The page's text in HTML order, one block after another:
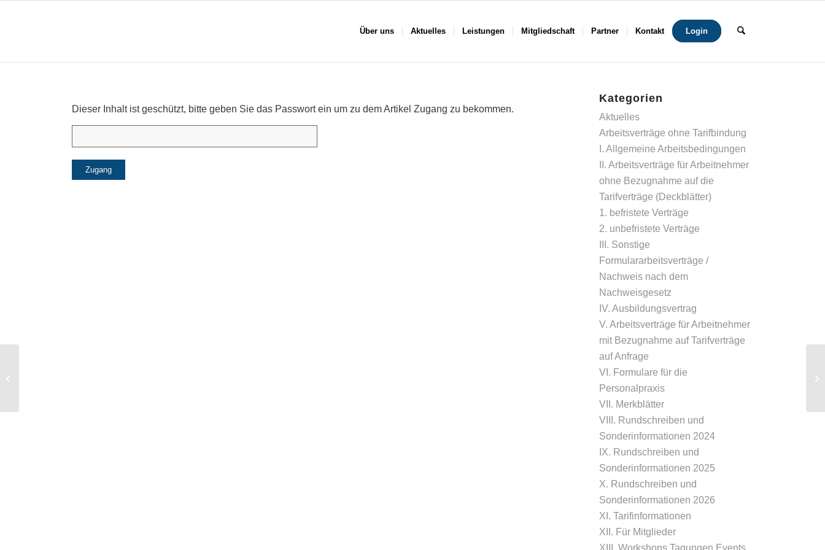
Über uns Aktuelles Leistungen Mitgliedschaft Partner Kontakt Login
Dieser Inhalt ist geschützt, bitte geben Sie das Passwort ein um zu dem Artikel Zugang zu bekommen.
Kategorien
Aktuelles
Arbeitsverträge ohne Tarifbindung
I. Allgemeine Arbeitsbedingungen
II. Arbeitsverträge für Arbeitnehmer
ohne Bezugnahme auf die
Tarifverträge (Deckblätter)
1. befristete Verträge
2. unbefristete Verträge
III. Sonstige
Formulararbeitsverträge /
Nachweis nach dem
Nachweisgesetz
IV. Ausbildungsvertrag
V. Arbeitsverträge für Arbeitnehmer
mit Bezugnahme auf Tarifverträge
auf Anfrage
VI. Formulare für die
Personalpraxis
VII. Merkblätter
VIII. Rundschreiben und
Sonderinformationen 2024
IX. Rundschreiben und
Sonderinformationen 2025
X. Rundschreiben und
Sonderinformationen 2026
XI. Tarifinformationen
XII. Für Mitglieder
XIII. Workshops Tagungen Events